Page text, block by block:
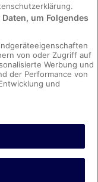
nicht für den Inhalt
von Condor
und das
von Expedia,
um Folgendes
von oder Zugriff auf
Werbung und
der Performance von
und